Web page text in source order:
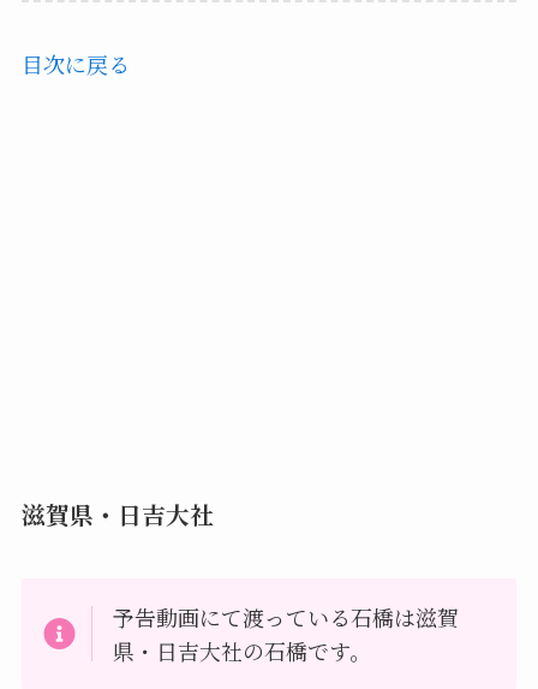
目次に戻る
滋賀県・日吉大社
予告動画にて渡っている石橋は滋賀
県・日吉大社の石橋です。